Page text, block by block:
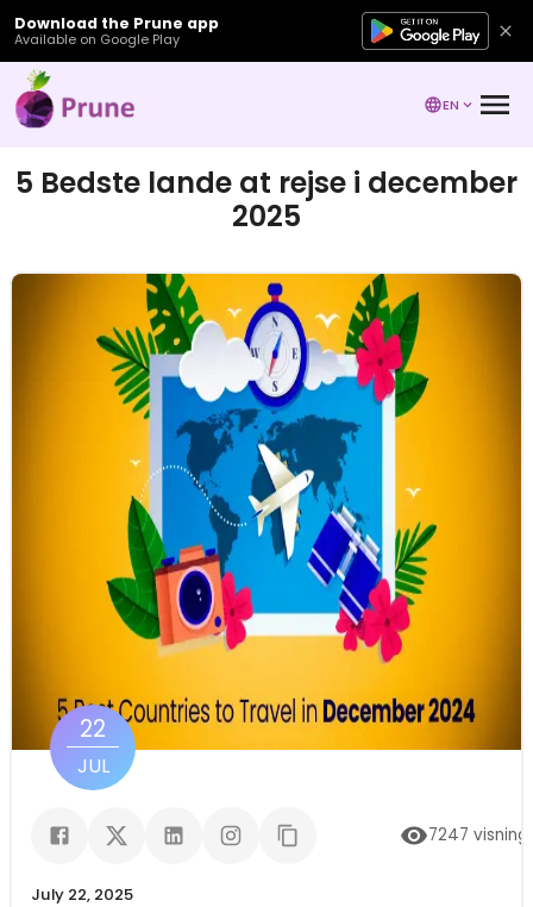
Download the Prune app
Available on Google Play
EN
5 Bedste lande at rejse i december
2025
22
JUL
7247
July 22, 2025